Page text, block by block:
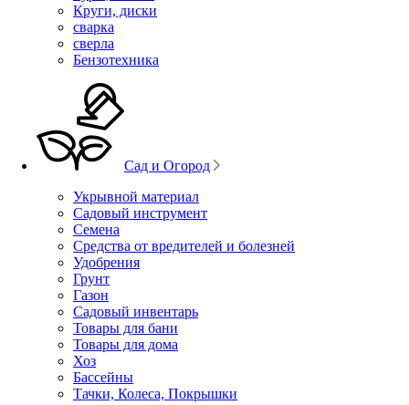
Круги, диски
сварка
сверла
Бензотехника
Сад и Огород
Укрывной материал
Садовый инструмент
Семена
Средства от вредителей и болезней
Удобрения
Грунт
Газон
Садовый инвентарь
Товары для бани
Товары для дома
Хоз
Бассейны
Тачки, Колеса, Покрышки